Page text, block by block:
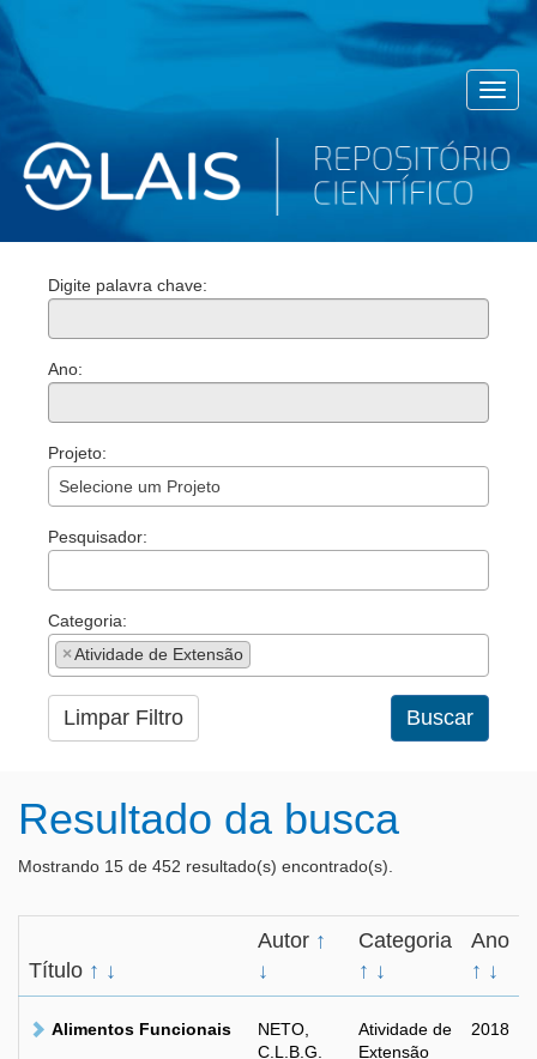
Digite palavra chave:
Ano:
Projeto:
Selecione um Projeto
Pesquisador:
Categoria:
×Atividade de Extensão
Limpar Filtro Buscar
Resultado da busca
Mostrando 15 de 452 resultado(s) encontrado(s).
Título ↑ ↓
Autor ↑
↓
Categoria
↑ ↓
Ano
↑ ↓
Alimentos Funcionais
NETO,
C.L.B.G.
Atividade de
Extensão
2018